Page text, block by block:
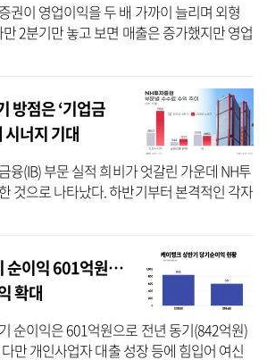
권이 영업이익을 두 배 가까이 늘리며 외형
2분기만 놓고 보면 매출은 증가했지만 영업
두 감소했다. 증자를 통해 자본 기반을 확충
방점은 ‘기업금
너지 기대
융(IB) 부문 실적 희비가 엇갈린 가운데 NH투
것으로 나타났다. 하반기부터 본격적인 각자
큼 IB와 자산관리(WM) 간 시너지 효과를 더
순이익 601억원…
확대
순이익은 601억원으로 전년 동기(842억원)
만 개인사업자 대출 성장 등에 힘입어 여신